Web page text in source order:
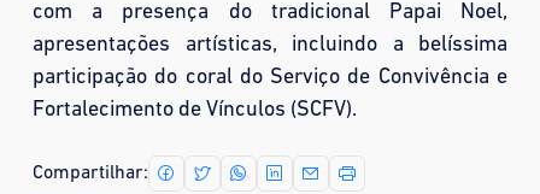
com a presença do tradicional Papai Noel,
apresentações artísticas, incluindo a belíssima
participação do coral do Serviço de Convivência e
Fortalecimento de Vínculos (SCFV).
Compartilhar: